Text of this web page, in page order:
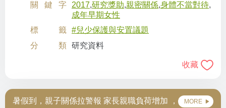
關鍵字
2017,研究獎助,親密關係,身體不當對待,
成年早期女性
標籤
#兒少保護與安置議題
分類 研究資料
收藏
暑假到，親子關係拉警報 家長親職負荷增加 ，
MORE